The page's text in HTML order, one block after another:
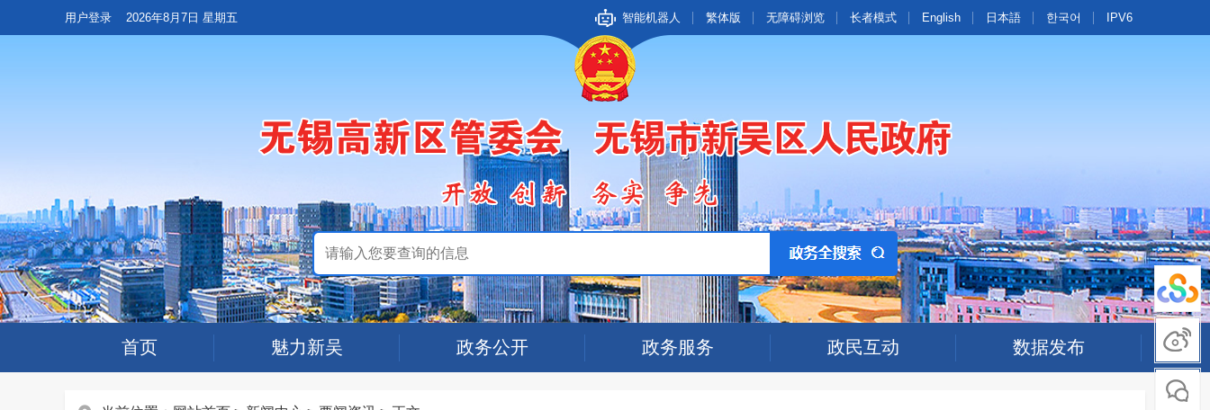
用户登录 2026年8月7日 星期五 智能机器人 繁体版 无障碍浏览 长者模式 English 日本語 한국어 IPV6
首页 魅力新吴 政务公开 政务服务 政民互动 数据发布